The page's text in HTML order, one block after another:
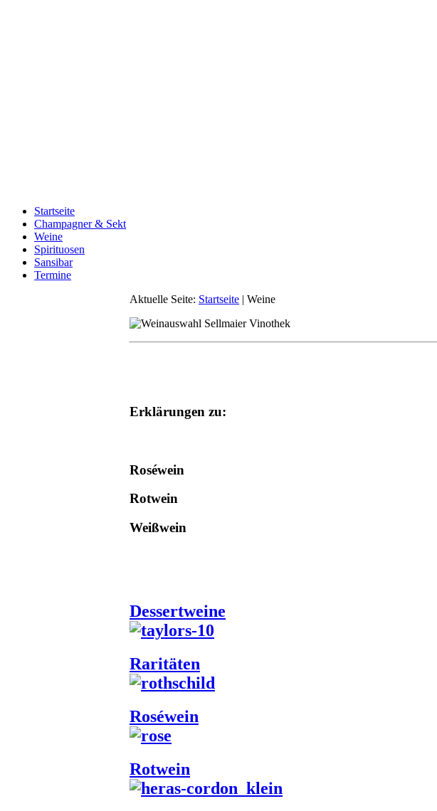
Startseite
Champagner & Sekt
Weine
Spirituosen
Sansibar
Termine
Aktuelle Seite: Startseite | Weine
Erklärungen zu:
Roséwein
Rotwein
Weißwein
Dessertweine
Raritäten
Roséwein
Rotwein